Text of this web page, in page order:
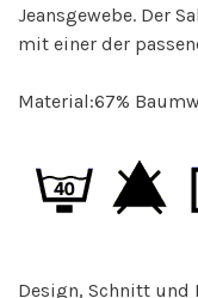
Jeansgewebe. Der
mit einer der
Material:67%
Design, Schnitt und